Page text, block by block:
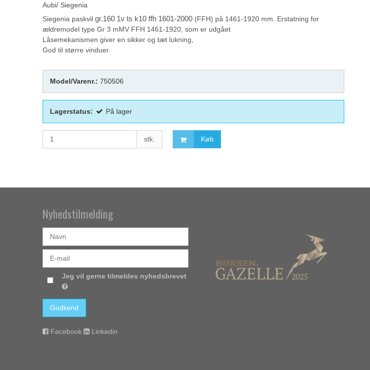
Aubi/ Siegenia
Siegenia paskvil gr.160 1v ts k10 ffh 1601-2000 (FFH) på 1461-1920 mm. Erstatning for
ældremodel type Gr 3 mMV FFH 1461-1920, som er udgået
Låsemekanismen giver en sikker og tæt lukning,
God til større vinduer.
Model/Varenr.: 750506
Lagerstatus: På lager
stk. Køb
Nyhedstilmelding
Jeg vil gerne tilmeldes nyhedsbrevet
Godkend
Facebook Linkedin